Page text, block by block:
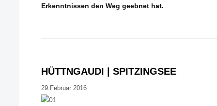
Erkenntnissen den Weg geebnet hat.
HÜTTNGAUDI | SPITZINGSEE
29.Februar 2016